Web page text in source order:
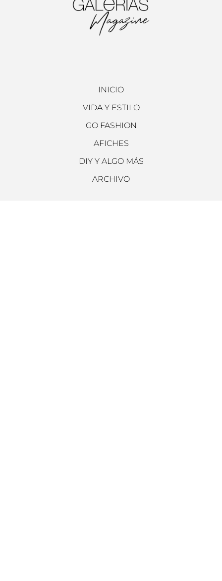
INICIO
VIDA Y ESTILO
GO FASHION
AFICHES
DIY Y ALGO MÁS
ARCHIVO